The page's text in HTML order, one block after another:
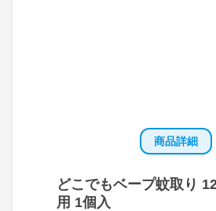
商品詳細
どこでもベープ蚊取り
用 1個入